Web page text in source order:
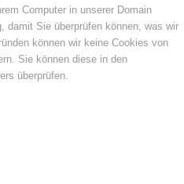
Computer in unserer Domain
damit Sie überprüfen können, was wir
können wir keine Cookies von
Sie können diese in den
überprüfen.